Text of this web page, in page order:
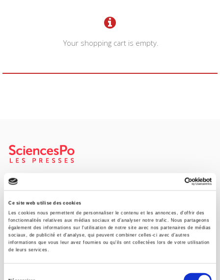
Ce site web utilise des cookies
Les cookies nous permettent de personnaliser le contenu et les annonces, d'offrir des
fonctionnalités relatives aux médias sociaux et d'analyser notre trafic. Nous partageons
également des informations sur l'utilisation de notre site avec nos partenaires de médias
sociaux, de publicité et d'analyse, qui peuvent combiner celles-ci avec d'autres
informations que vous leur avez fournies ou qu'ils ont collectées lors de votre utilisation
de leurs services.
Your shopping cart is empty.
SCIENCES PO UNIVERSITY PRESS has a threefold role: to publish
original research, to edit reference works for student use, and to
help public and political debate.
CONTACTS
FOREIGN RIGHTS
FOR BOOKSHOPS